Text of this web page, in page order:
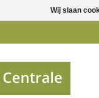
Wij slaan